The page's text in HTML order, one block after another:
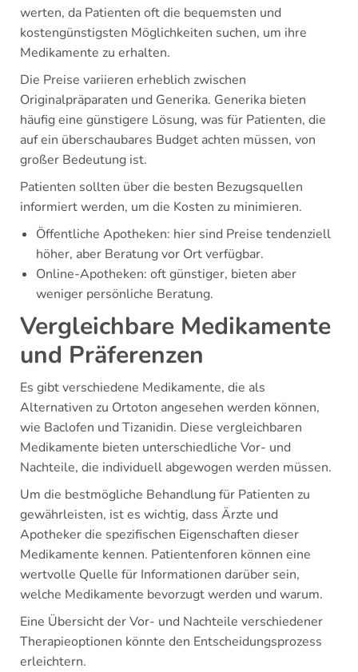
werten, da Patienten oft die bequemsten und
kostengünstigsten Möglichkeiten suchen, um ihre
Medikamente zu erhalten.
Die Preise variieren erheblich zwischen
Originalpräparaten und Generika. Generika bieten
häufig eine günstigere Lösung, was für Patienten, die
auf ein überschaubares Budget achten müssen, von
großer Bedeutung ist.
Patienten sollten über die besten Bezugsquellen
informiert werden, um die Kosten zu minimieren.
Öffentliche Apotheken: hier sind Preise tendenziell
höher, aber Beratung vor Ort verfügbar.
Online-Apotheken: oft günstiger, bieten aber
weniger persönliche Beratung.
Vergleichbare Medikamente
und Präferenzen
Es gibt verschiedene Medikamente, die als
Alternativen zu Ortoton angesehen werden können,
wie Baclofen und Tizanidin. Diese vergleichbaren
Medikamente bieten unterschiedliche Vor- und
Nachteile, die individuell abgewogen werden müssen.
Um die bestmögliche Behandlung für Patienten zu
gewährleisten, ist es wichtig, dass Ärzte und
Apotheker die spezifischen Eigenschaften dieser
Medikamente kennen. Patientenforen können eine
wertvolle Quelle für Informationen darüber sein,
welche Medikamente bevorzugt werden und warum.
Eine Übersicht der Vor- und Nachteile verschiedener
Therapieoptionen könnte den Entscheidungsprozess
erleichtern.